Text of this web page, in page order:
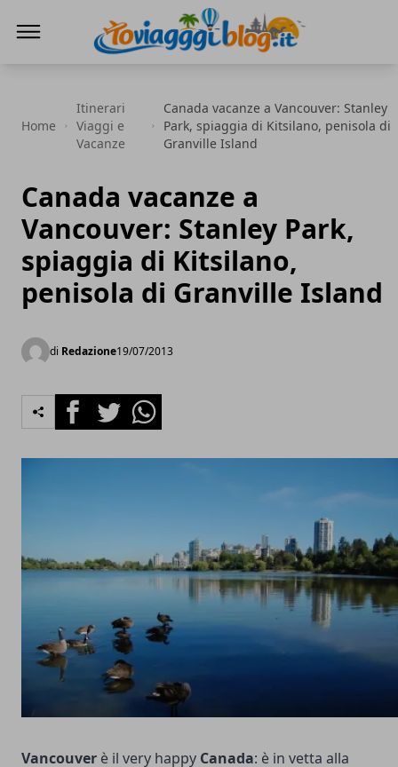
Home
Itinerari
Viaggi e
Vacanze
Canada vacanze a Vancouver: Stanley
Park, spiaggia di Kitsilano, penisola di
Granville Island
Canada vacanze a
Vancouver: Stanley Park,
spiaggia di Kitsilano,
penisola di Granville Island
di Redazione19/07/2013
FacebookTwitterWhatsapp
Vancouver è il very happy Canada: è in vetta alla